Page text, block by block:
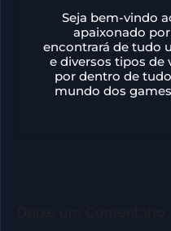
Seja bem-vindo
apaixonado
encontrará de tudo
e diversos tipos de
por dentro de
mundo dos